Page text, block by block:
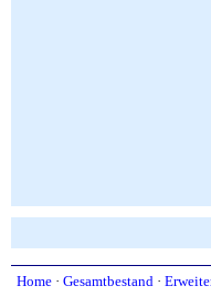
Home· Gesamtbestand·